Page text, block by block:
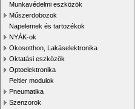
Munkavédelmi eszközök
Műszerdobozok
Napelemek és tartozékok
NYÁK-ok
Okosotthon, Lakáselektronika
Oktatási eszközök
Optoelektronika
Peltier modulok
Pneumatika
Szenzorok